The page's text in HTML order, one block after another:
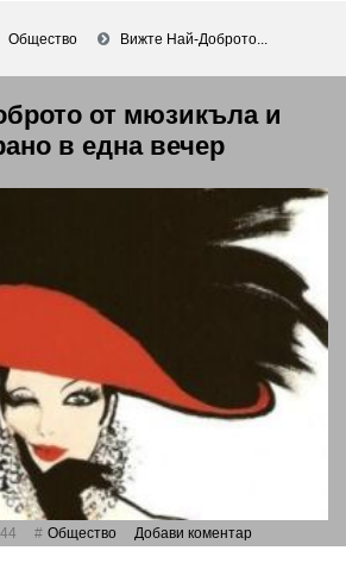
Общество Вижте Най-Доброто...
от мюзикъла и
в една вечер
Общество Добави коментар